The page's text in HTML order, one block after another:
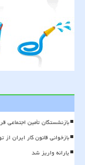
بازنشستگان تأمین اجتماعی
بازخوانی قانون کار ایران
یارانه واریز شد